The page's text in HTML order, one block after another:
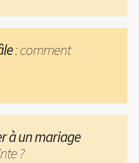
: comment
à un mariage
?